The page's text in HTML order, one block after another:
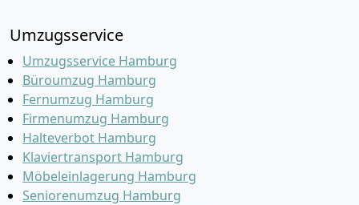
Umzugsservice
Umzugsservice Hamburg
Büroumzug Hamburg
Fernumzug Hamburg
Firmenumzug Hamburg
Halteverbot Hamburg
Klaviertransport Hamburg
Möbeleinlagerung Hamburg
Seniorenumzug Hamburg